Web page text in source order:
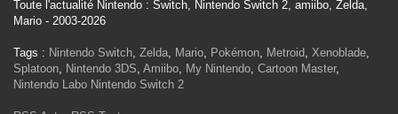
Toute l'actualité Nintendo : Switch, Nintendo Switch 2, amiibo, Zelda,
Mario - 2003-2026
Tags : Nintendo Switch, Zelda, Mario, Pokémon, Metroid, Xenoblade,
Splatoon, Nintendo 3DS, Amiibo, My Nintendo, Cartoon Master,
Nintendo Labo Nintendo Switch 2